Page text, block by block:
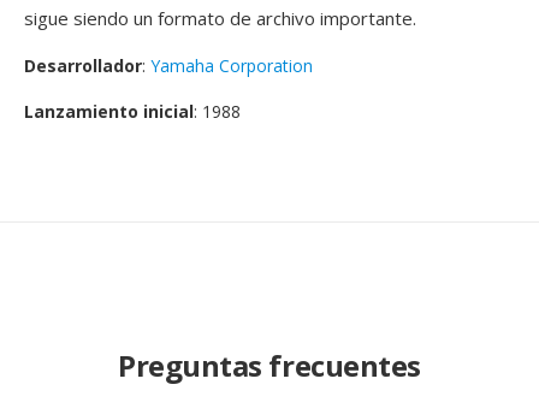
sigue siendo un formato de archivo importante.
Desarrollador: Yamaha Corporation
Lanzamiento inicial: 1988
Preguntas frecuentes